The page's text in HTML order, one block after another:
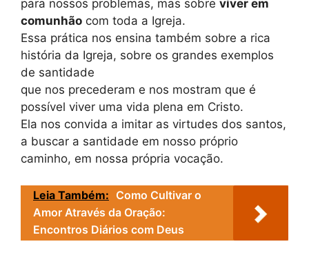
para nossos problemas, mas sobre viver em
comunhão com toda a Igreja.
Essa prática nos ensina também sobre a rica
história da Igreja, sobre os grandes exemplos
de santidade
que nos precederam e nos mostram que é
possível viver uma vida plena em Cristo.
Ela nos convida a imitar as virtudes dos santos,
a buscar a santidade em nosso próprio
caminho, em nossa própria vocação.
Leia Também: Como Cultivar o
Amor Através da Oração:
Encontros Diários com Deus